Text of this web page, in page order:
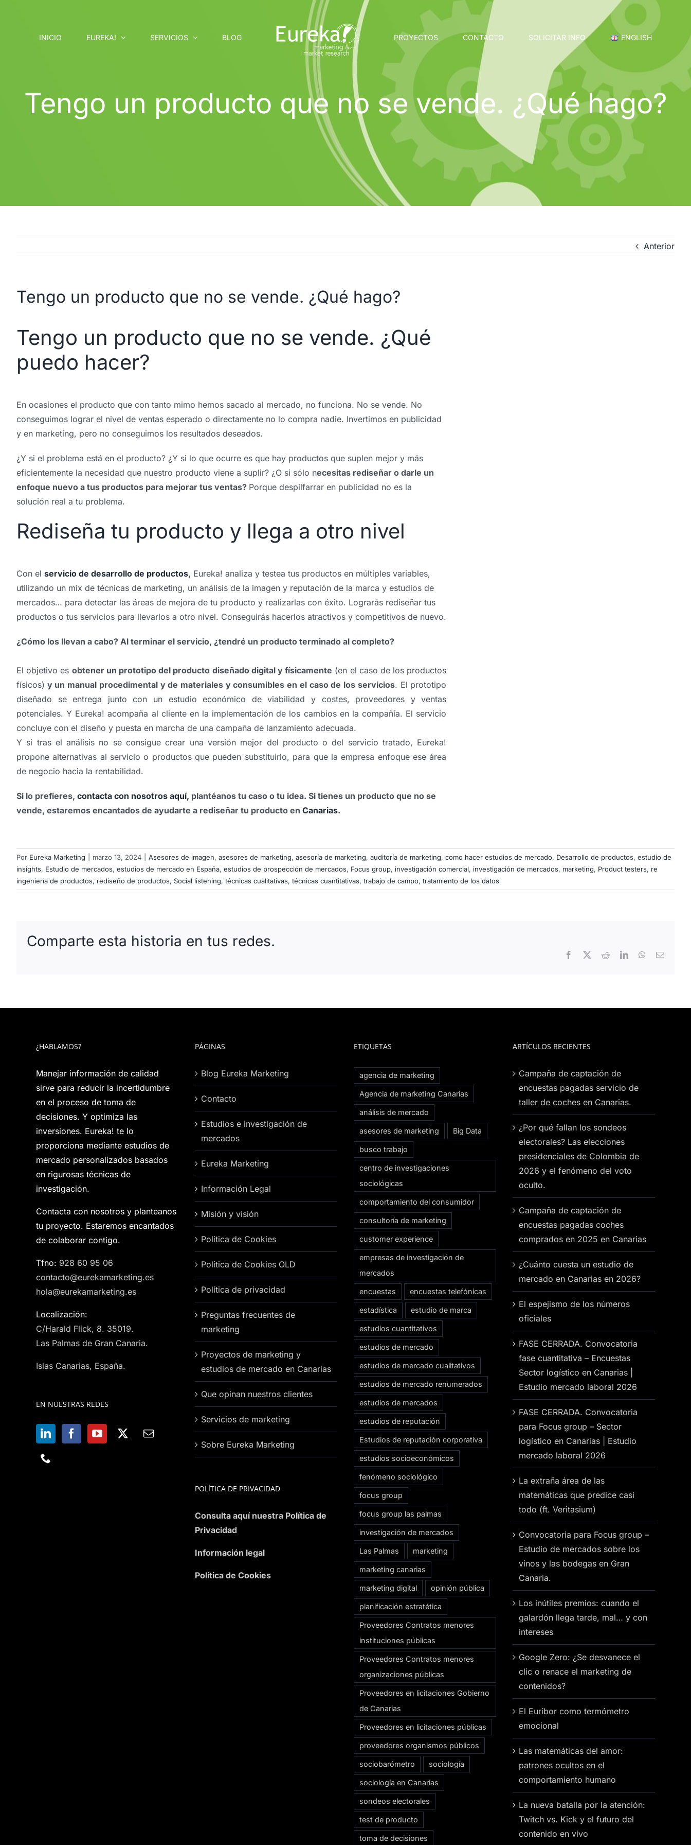
INICIO EUREKA! SERVICIOS BLOG PROYECTOS CONTACTO SOLICITAR INFO ENGLISH
Tengo un producto que no se vende. ¿Qué hago?
Anterior
Tengo un producto que no se vende. ¿Qué hago?
Tengo un producto que no se vende. ¿Qué
puedo hacer?
En ocasiones el producto que con tanto mimo hemos sacado al mercado, no funciona. No se vende. No
conseguimos lograr el nivel de ventas esperado o directamente no lo compra nadie. Invertimos en publicidad
y en marketing, pero no conseguimos los resultados deseados.
¿Y si el problema está en el producto? ¿Y si lo que ocurre es que hay productos que suplen mejor y más
eficientemente la necesidad que nuestro producto viene a suplir? ¿O si sólo necesitas rediseñar o darle un
enfoque nuevo a tus productos para mejorar tus ventas? Porque despilfarrar en publicidad no es la
solución real a tu problema.
Rediseña tu producto y llega a otro nivel
Con el servicio de desarrollo de productos, Eureka! analiza y testea tus productos en múltiples variables,
utilizando un mix de técnicas de marketing, un análisis de la imagen y reputación de la marca y estudios de
mercados… para detectar las áreas de mejora de tu producto y realizarlas con éxito. Lograrás rediseñar tus
productos o tus servicios para llevarlos a otro nivel. Conseguirás hacerlos atractivos y competitivos de nuevo.
¿Cómo los llevan a cabo? Al terminar el servicio, ¿tendré un producto terminado al completo?
El objetivo es obtener un prototipo del producto diseñado digital y físicamente (en el caso de los productos
físicos) y un manual procedimental y de materiales y consumibles en el caso de los servicios. El prototipo
diseñado se entrega junto con un estudio económico de viabilidad y costes, proveedores y ventas
potenciales. Y Eureka! acompaña al cliente en la implementación de los cambios en la compañía. El servicio
concluye con el diseño y puesta en marcha de una campaña de lanzamiento adecuada.
Y si tras el análisis no se consigue crear una versión mejor del producto o del servicio tratado, Eureka!
propone alternativas al servicio o productos que pueden substituirlo, para que la empresa enfoque ese área
de negocio hacia la rentabilidad.
Si lo prefieres, contacta con nosotros aquí, plantéanos tu caso o tu idea. Si tienes un producto que no se
vende, estaremos encantados de ayudarte a rediseñar tu producto en Canarias.
Por Eureka Marketing marzo 13, 2024 Asesores de imagen, asesores de marketing, asesoría de marketing, auditoría de marketing, como hacer estudios de mercado, Desarrollo de productos, estudio de
insights, Estudio de mercados, estudios de mercado en España, estudios de prospección de mercados, Focus group, investigación comercial, investigación de mercados, marketing, Product testers, re
ingeniería de productos, rediseño de productos, Social listening, técnicas cualitativas, técnicas cuantitativas, trabajo de campo, tratamiento de los datos
Comparte esta historia en tus redes.
Facebook RedditLinkedInWhatsApp
Correo
¿HABLAMOS?
Manejar información de calidad
sirve para reducir la incertidumbre
en el proceso de toma de
decisiones. Y optimiza las
inversiones. Eureka! te lo
proporciona mediante estudios de
mercado personalizados basados
en rigurosas técnicas de
investigación.
Contacta con nosotros y planteanos
tu proyecto. Estaremos encantados
de colaborar contigo.
Tfno: 928 60 95 06
contacto@eurekamarketing.es
hola@eurekamarketing.es
Localización:
C/Harald Flick, 8. 35019.
Las Palmas de Gran Canaria.
Islas Canarias, España.
EN NUESTRAS REDES
PÁGINAS
Blog Eureka Marketing
Contacto
Estudios e investigación de
mercados
Eureka Marketing
Información Legal
Misión y visión
Politica de Cookies
Politica de Cookies OLD
Política de privacidad
Preguntas frecuentes de
marketing
Proyectos de marketing y
estudios de mercado en Canarias
Que opinan nuestros clientes
Servicios de marketing
Sobre Eureka Marketing
POLÍTICA DE PRIVACIDAD
Consulta aquí nuestra Política de
Privacidad
Información legal
Política de Cookies
ETIQUETAS
agencia de marketing
Agencia de marketing Canarias
análisis de mercado
asesores de marketing Big Data
busco trabajo
centro de investigaciones
sociológicas
comportamiento del consumidor
consultoría de marketing
customer experience
empresas de investigación de
mercados
encuestas encuestas telefónicas
estadística estudio de marca
estudios cuantitativos
estudios de mercado
estudios de mercado cualitativos
estudios de mercado renumerados
estudios de mercados
estudios de reputación
Estudios de reputación corporativa
estudios socioeconómicos
fenómeno sociológico
focus group
focus group las palmas
investigación de mercados
Las Palmas marketing
marketing canarias
marketing digital opinión pública
planificación estratética
Proveedores Contratos menores
instituciones públicas
Proveedores Contratos menores
organizaciones públicas
Proveedores en licitaciones Gobierno
de Canarias
Proveedores en licitaciones públicas
proveedores organismos públicos
sociobarómetro sociología
sociología en Canarias
sondeos electorales
test de producto
toma de decisiones
ARTÍCULOS RECIENTES
Campaña de captación de
encuestas pagadas servicio de
taller de coches en Canarias.
¿Por qué fallan los sondeos
electorales? Las elecciones
presidenciales de Colombia de
2026 y el fenómeno del voto
oculto.
Campaña de captación de
encuestas pagadas coches
comprados en 2025 en Canarias
¿Cuánto cuesta un estudio de
mercado en Canarias en 2026?
El espejismo de los números
oficiales
FASE CERRADA. Convocatoria
fase cuantitativa – Encuestas
Sector logístico en Canarias |
Estudio mercado laboral 2026
FASE CERRADA. Convocatoria
para Focus group – Sector
logístico en Canarias | Estudio
mercado laboral 2026
La extraña área de las
matemáticas que predice casi
todo (ft. Veritasium)
Convocatoria para Focus group –
Estudio de mercados sobre los
vinos y las bodegas en Gran
Canaria.
Los inútiles premios: cuando el
galardón llega tarde, mal… y con
intereses
Google Zero: ¿Se desvanece el
clic o renace el marketing de
contenidos?
El Euríbor como termómetro
emocional
Las matemáticas del amor:
patrones ocultos en el
comportamiento humano
La nueva batalla por la atención:
Twitch vs. Kick y el futuro del
contenido en vivo